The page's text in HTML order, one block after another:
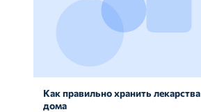
Как правильно хранить лекарства
дома